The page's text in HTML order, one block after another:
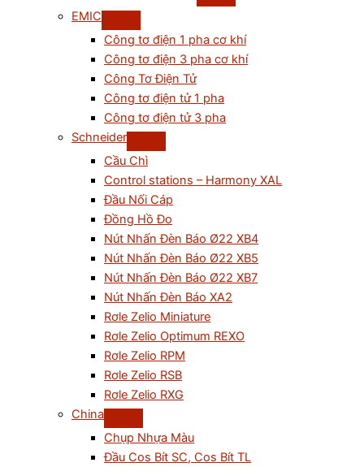
EMIC
Công tơ điện 1 pha cơ khí
Công tơ điện 3 pha cơ khí
Công Tơ Điện Tử
Công tơ điện tử 1 pha
Công tơ điện tử 3 pha
Schneider
Cầu Chì
Control stations – Harmony XAL
Đầu Nối Cáp
Đồng Hồ Đo
Nút Nhấn Đèn Báo Ø22 XB4
Nút Nhấn Đèn Báo Ø22 XB5
Nút Nhấn Đèn Báo Ø22 XB7
Nút Nhấn Đèn Báo XA2
Rơle Zelio Miniature
Rơle Zelio Optimum REXO
Rơle Zelio RPM
Rơle Zelio RSB
Rơle Zelio RXG
China
Chụp Nhựa Màu
Đầu Cos Bít SC, Cos Bít TL